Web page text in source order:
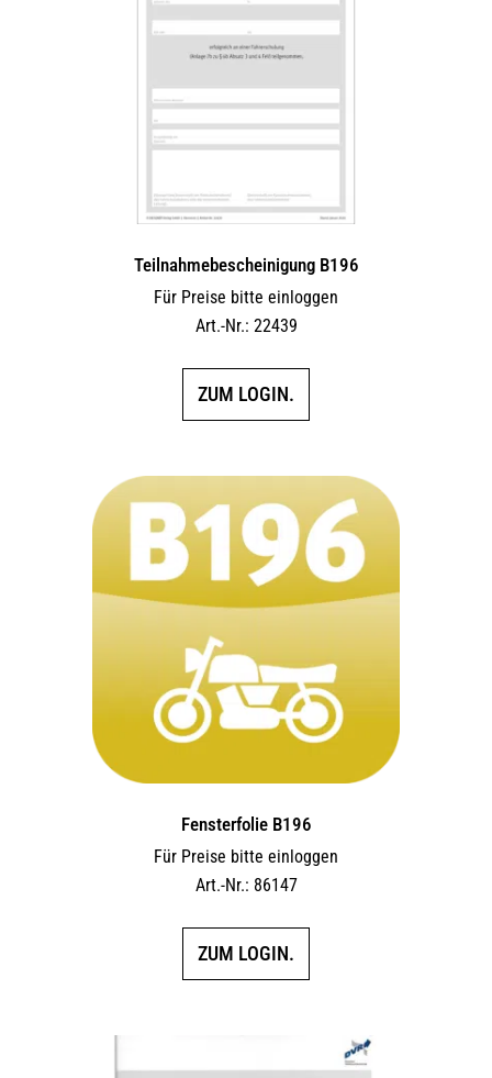
Teilnahmebescheinigung B196
Für Preise bitte einloggen
Art.-Nr.: 22439
ZUM LOGIN.
Fensterfolie B196
Für Preise bitte einloggen
Art.-Nr.: 86147
ZUM LOGIN.